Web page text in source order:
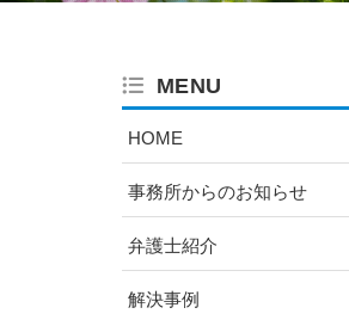
MENU
HOME
事務所からのお知らせ
弁護士紹介
解決事例